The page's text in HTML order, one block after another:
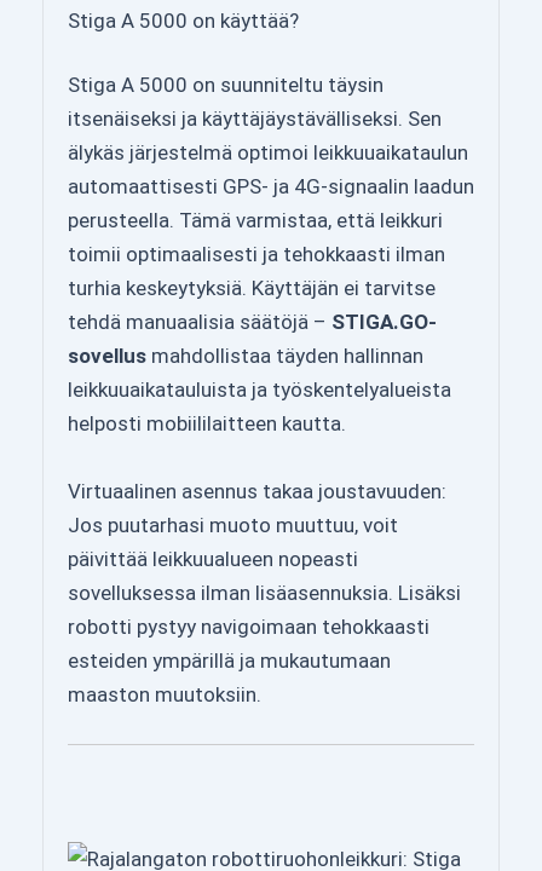
Stiga A 5000 on käyttää?
Stiga A 5000 on suunniteltu täysin
itsenäiseksi ja käyttäjäystävälliseksi. Sen
älykäs järjestelmä optimoi leikkuuaikataulun
automaattisesti GPS- ja 4G-signaalin laadun
perusteella. Tämä varmistaa, että leikkuri
toimii optimaalisesti ja tehokkaasti ilman
turhia keskeytyksiä. Käyttäjän ei tarvitse
tehdä manuaalisia säätöjä – STIGA.GO-
sovellus mahdollistaa täyden hallinnan
leikkuuaikatauluista ja työskentelyalueista
helposti mobiililaitteen kautta.
Virtuaalinen asennus takaa joustavuuden:
Jos puutarhasi muoto muuttuu, voit
päivittää leikkuualueen nopeasti
sovelluksessa ilman lisäasennuksia. Lisäksi
robotti pystyy navigoimaan tehokkaasti
esteiden ympärillä ja mukautumaan
maaston muutoksiin.